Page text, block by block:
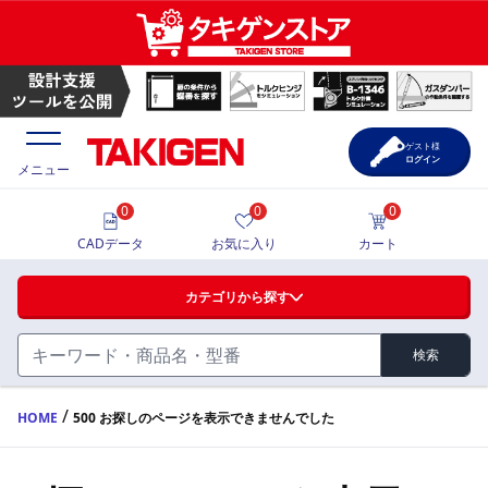
ハンドル・取手・つまみ・周辺機器
FA・A
蝶番・ステー・周辺機器
価格一覧
製品カタログ
メニュー
カテゴリから探す
検索
0
CADデータ
0
お気に入り
0
カート
ゲスト様
ログイン
HOME / 500 お探しのページを表示できませんでした